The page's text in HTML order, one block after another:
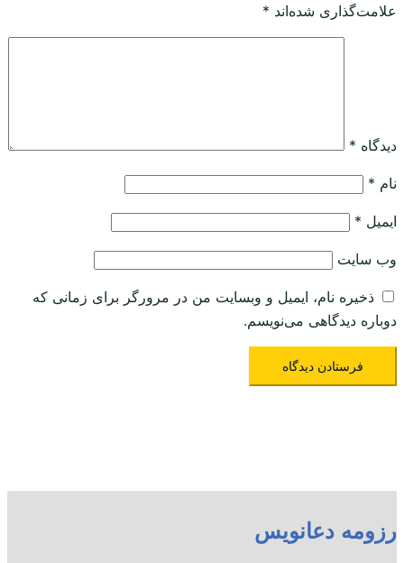
علامت‌گذاری شده‌اند *
دیدگاه *
نام *
ایمیل *
وب‌ سایت
ذخیره نام، ایمیل و وبسایت من در مرورگر برای زمانی که
دوباره دیدگاهی می‌نویسم.
رزومه دعانویس